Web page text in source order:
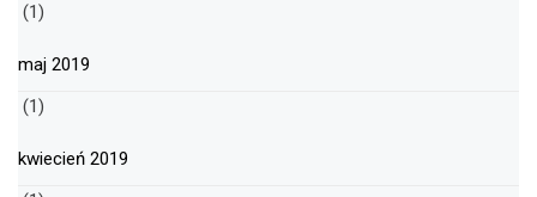
(1)
maj 2019
(1)
kwiecień 2019